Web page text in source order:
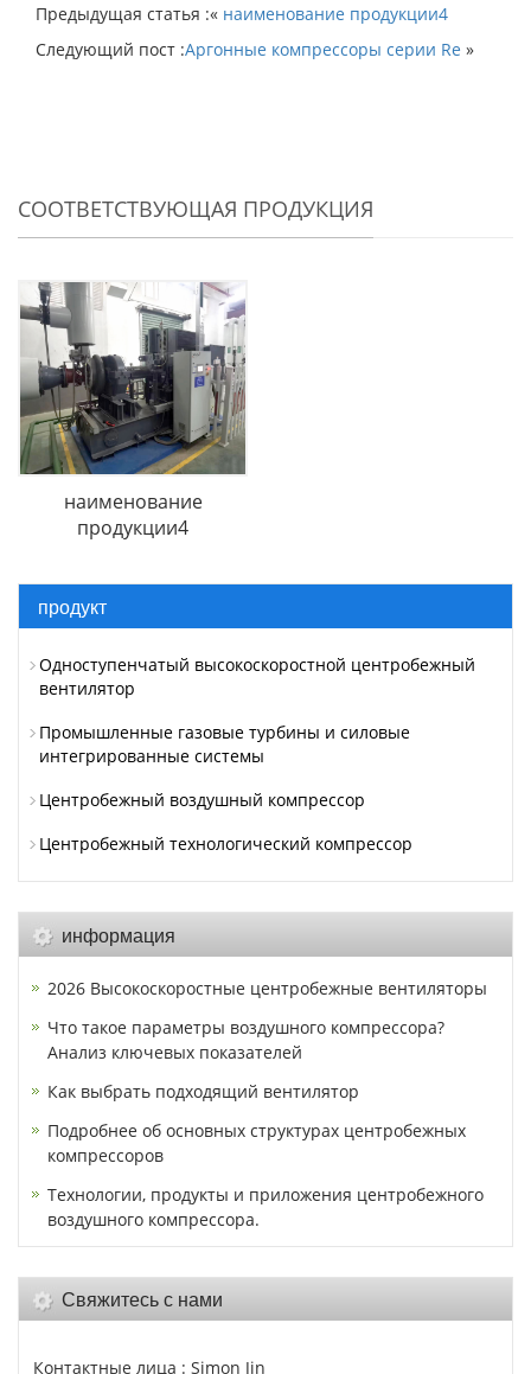
Предыдущая статья :« наименование продукции4
Следующий пост :Аргонные компрессоры серии Re »
СООТВЕТСТВУЮЩАЯ ПРОДУКЦИЯ
наименование
продукции4
продукт
Одноступенчатый высокоскоростной центробежный
вентилятор
Промышленные газовые турбины и силовые
интегрированные системы
Центробежный воздушный компрессор
Центробежный технологический компрессор
информация
2026 Высокоскоростные центробежные вентиляторы
Что такое параметры воздушного компрессора?
Анализ ключевых показателей
Как выбрать подходящий вентилятор
Подробнее об основных структурах центробежных
компрессоров
Технологии, продукты и приложения центробежного
воздушного компрессора.
Свяжитесь с нами
Контактные лица : Simon Jin